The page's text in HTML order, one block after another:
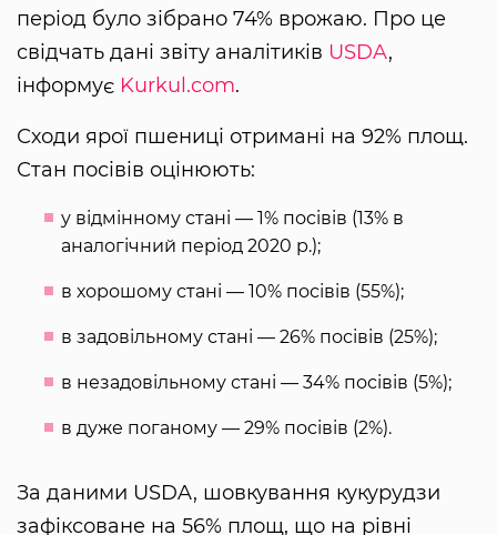
період було зібрано 74% врожаю. Про це
свідчать дані звіту аналітиків USDA,
інформує Kurkul.com.
Сходи ярої пшениці отримані на 92% площ.
Стан посівів оцінюють:
у відмінному стані — 1% посівів (13% в
аналогічний період 2020 р.);
в хорошому стані — 10% посівів (55%);
в задовільному стані — 26% посівів (25%);
в незадовільному стані — 34% посівів (5%);
в дуже поганому — 29% посівів (2%).
За даними USDA, шовкування кукурудзи
зафіксоване на 56% площ, що на рівні